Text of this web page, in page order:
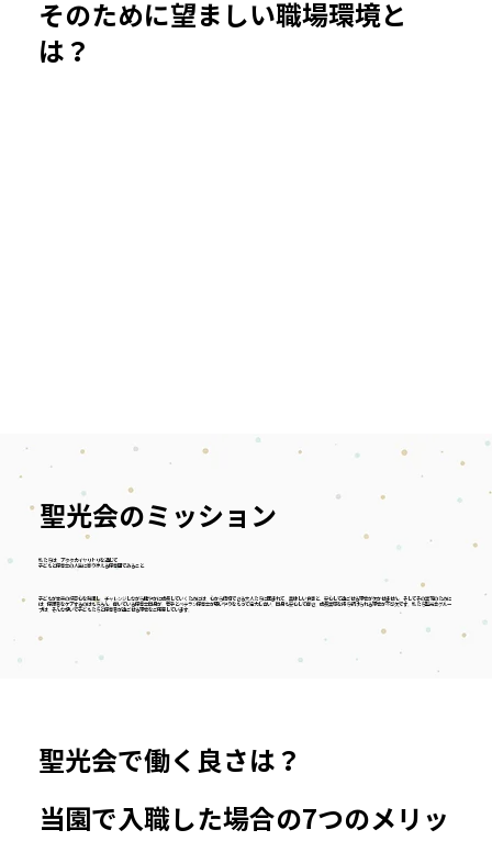
そのために望ましい職場環境と
は？
​聖光会のミッション
私たちは、アタタカイヤリトリを通じて
子どもと保育士の人生に寄り添える保育園であること
子どもが本来の好奇心を発揮し、チャレンジしながら健やかに成長していくためには、心から信頼できる大人たちに囲まれて、美味しい食事と、安心して過ごせる環境が欠かせません。そしてその実現のために
は、保護者をケアするのはもちろん、働いている保育士自身が、若手とベテラン保育士が思いやりをもって協力し合い、自身も安心して働き、成長実感を持ち続けられる環境が不可欠です。私たち聖光会グルー
プは、そんな想いで子どもたちと保育者が過ごせる環境をご用意しています。
​聖光会で働く良さは？
当園で入職した場合の7つのメリッ